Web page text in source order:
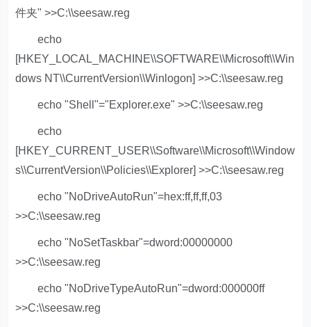
件夹" >>C:\\seesaw.reg
echo
[HKEY_LOCAL_MACHINE\\SOFTWARE\\Microsoft\\Win
dows NT\\CurrentVersion\\Winlogon] >>C:\\seesaw.reg
echo "Shell"="Explorer.exe" >>C:\\seesaw.reg
echo
[HKEY_CURRENT_USER\\Software\\Microsoft\\Window
s\\CurrentVersion\\Policies\\Explorer] >>C:\\seesaw.reg
echo "NoDriveAutoRun"=hex:ff,ff,ff,03
>>C:\\seesaw.reg
echo "NoSetTaskbar"=dword:00000000
>>C:\\seesaw.reg
echo "NoDriveTypeAutoRun"=dword:000000ff
>>C:\\seesaw.reg